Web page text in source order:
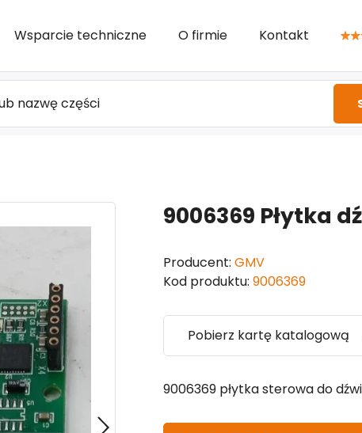
Wsparcie techniczne O firmie Kontakt
9006369 Płytka
Producent: GMV
Kod produktu: 9006369
Pobierz kartę katalogową
9006369 płytka sterowa do